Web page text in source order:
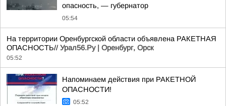
опасность, — губернатор
05:54
На территории Оренбургской области объявлена РАКЕТНАЯ
ОПАСНОСТЬ// Урал56.Ру | Оренбург, Орск
05:52
Напоминаем действия при РАКЕТНОЙ
ОПАСНОСТИ!
05:52